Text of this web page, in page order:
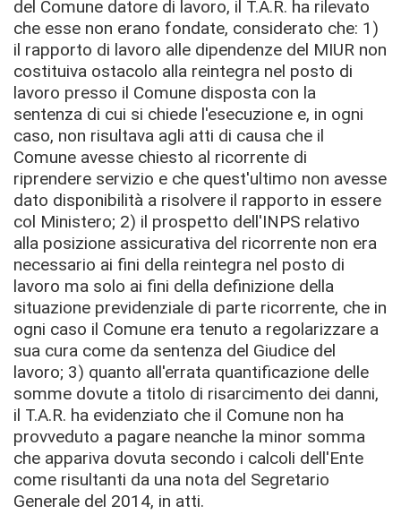
del Comune datore di lavoro, il T.A.R. ha rilevato
che esse non erano fondate, considerato che: 1)
il rapporto di lavoro alle dipendenze del MIUR non
costituiva ostacolo alla reintegra nel posto di
lavoro presso il Comune disposta con la
sentenza di cui si chiede l'esecuzione e, in ogni
caso, non risultava agli atti di causa che il
Comune avesse chiesto al ricorrente di
riprendere servizio e che quest'ultimo non avesse
dato disponibilità a risolvere il rapporto in essere
col Ministero; 2) il prospetto dell'INPS relativo
alla posizione assicurativa del ricorrente non era
necessario ai fini della reintegra nel posto di
lavoro ma solo ai fini della definizione della
situazione previdenziale di parte ricorrente, che in
ogni caso il Comune era tenuto a regolarizzare a
sua cura come da sentenza del Giudice del
lavoro; 3) quanto all'errata quantificazione delle
somme dovute a titolo di risarcimento dei danni,
il T.A.R. ha evidenziato che il Comune non ha
provveduto a pagare neanche la minor somma
che appariva dovuta secondo i calcoli dell'Ente
come risultanti da una nota del Segretario
Generale del 2014, in atti.